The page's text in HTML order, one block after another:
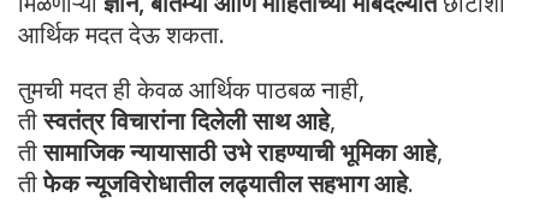
आर्थिक मदत देऊ शकता.
तुमची मदत ही केवळ आर्थिक पाठबळ नाही,
तीस्वतंत्र विचारांना दिलेली साथ आहे,
तीसामाजिक न्यायासाठी उभे राहण्याची भूमिका आहे,
तीफेक न्यूजविरोधातील लढ्यातील सहभाग आहे.